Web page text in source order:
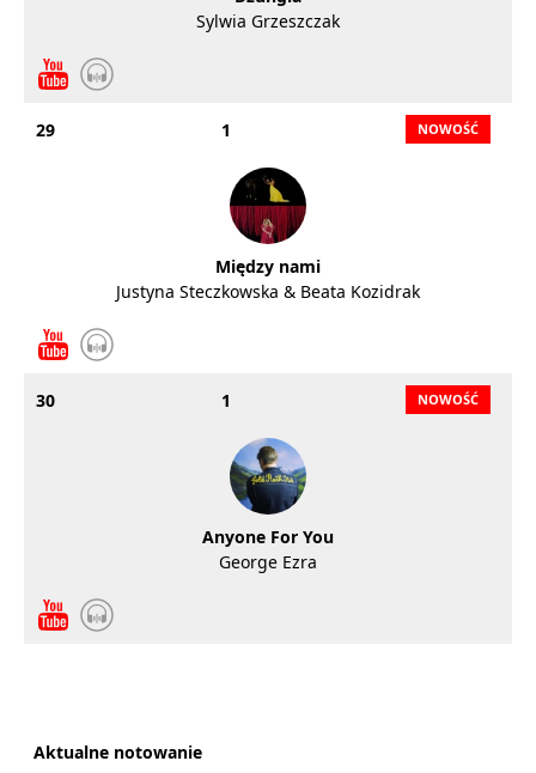
Sylwia Grzeszczak
29 1
Między nami
Justyna Steczkowska & Beata Kozidrak
30 1
Anyone For You
George Ezra
Aktualne notowanie